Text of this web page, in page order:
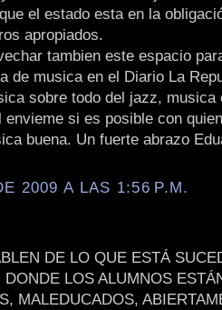
el estado esta en la
apropiados.
tambien este espacio
de musica en el Diario La
sobre todo del jazz, musica
envieme si es posible con
buena. Un fuerte abrazo
2009 A LAS 1:56 P.M.
DE LO QUE ESTÁ
LOS ALUMNOS
MALEDUCADOS,